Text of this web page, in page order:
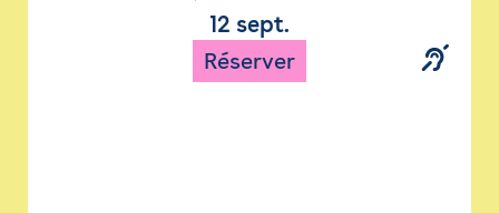
12 sept.
Réserver